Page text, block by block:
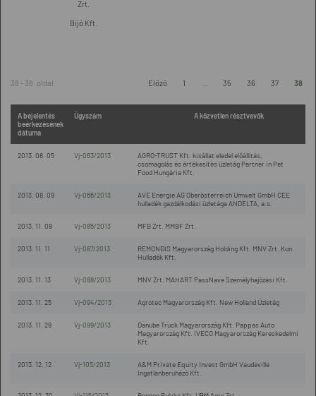
Zrt.
Bijó Kft.
38 - 38. oldal Előző 1 35 36 37 38
A bejelentés
beérkezésének
dátuma
Ügyszám A közvetlen résztvevők
2013. 08. 05 Vj-063/2013
AGRO-TRUST Kft. kisállat eledel előállítás,
csomagolás és értékesítés üzletág Partner in Pet
Food Hungária Kft.
2013. 08. 09 Vj-066/2013
AVE Energie AG Oberösterreich Umwelt GmbH CEE
hulladék gazdálkodási üzletága ANDELTA, a.s.
2013. 11. 08 Vj-085/2013 MFB Zrt. MMBF Zrt.
2013. 11. 11 Vj-087/2013
REMONDIS Magyarország Holding Kft. MNV Zrt. Kun
Hulladék Kft.
2013. 11. 13 Vj-088/2013 MNV Zrt. MAHART PassNave Személyhajózási Kft.
2013. 11. 25 Vj-094/2013 Agrotec Magyarország Kft. New Holland Üzletág
2013. 11. 29 Vj-099/2013
Danube Truck Magyarország Kft. Pappas Auto
Magyarország Kft. IVECO Magyarország Kereskedelmi
Kft.
2013. 12. 12 Vj-105/2013
A&M Private Equity Invest GmbH Vaudeville
Ingatlanberuházó Kft.